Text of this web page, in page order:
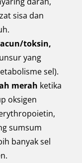
sisa dan
toksin,
yang
sel).
merah ketika
oksigen
sumsum
banyak sel